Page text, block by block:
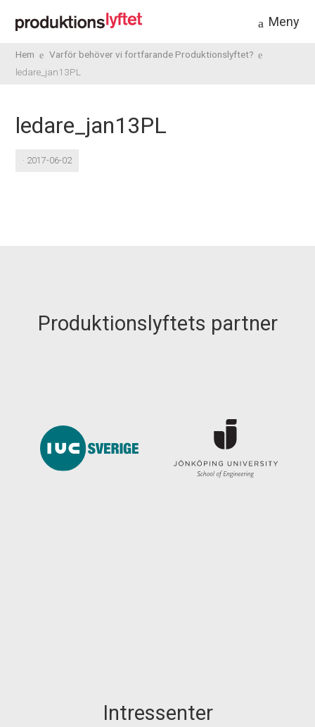
Meny
Hem
Varför behöver vi fortfarande Produktionslyftet?
ledare_jan13PL
ledare_jan13PL
· 2017-06-02
Produktionslyftets partner
Intressenter